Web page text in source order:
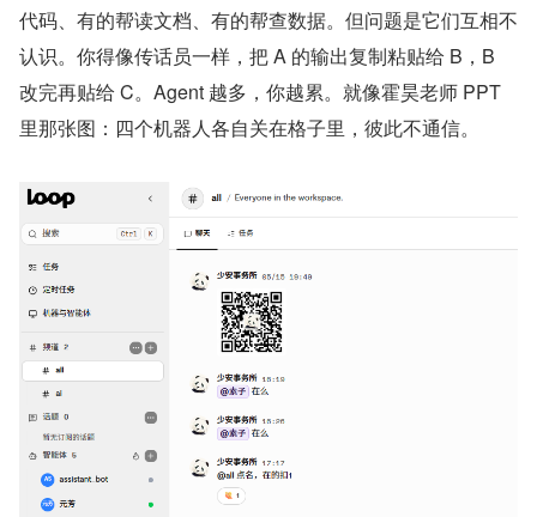
代码、有的帮读文档、有的帮查数据。但问题是它们互相不
认识。你得像传话员一样，把 A 的输出复制粘贴给 B，B
改完再贴给 C。Agent 越多，你越累。就像霍昊老师 PPT
里那张图：四个机器人各自关在格子里，彼此不通信。